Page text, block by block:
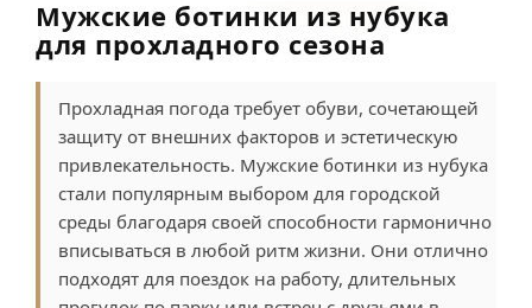
Мужские ботинки из нубука
для прохладного сезона
Прохладная погода требует обуви, сочетающей
защиту от внешних факторов и эстетическую
привлекательность. Мужские ботинки из нубука
стали популярным выбором для городской
среды благодаря своей способности гармонично
вписываться в любой ритм жизни. Они отлично
подходят для поездок на работу, длительных